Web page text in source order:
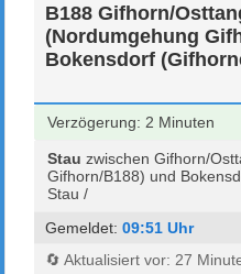
B188 Gifhorn/
(Nordumgehung
Bokensdorf
Verzögerung: 2 Minuten
Stau zwischen Gifhorn/
Gifhorn/B188) und
Stau /
Gemeldet:09:51 Uhr
🔄 Aktualisiert vor: 27